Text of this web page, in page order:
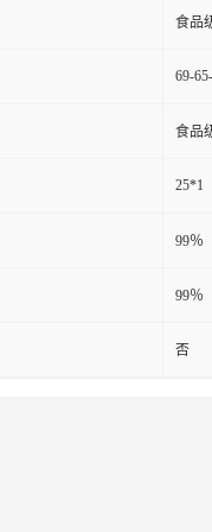
食品
69-
食品
25*1
99％
99％
否